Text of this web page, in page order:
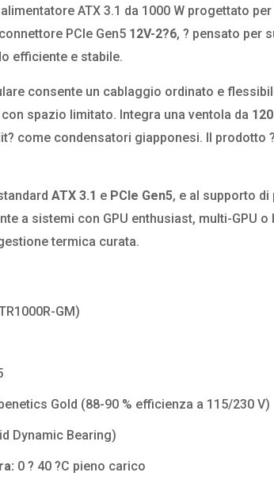
ATX 3.1 da 1000 W progettato
PCIe Gen5 12V-2?6, ? pensato per
efficiente e stabile.
consente un cablaggio ordinato e
spazio limitato. Integra una ventola da
come condensatori giapponesi. Il prodotto
ATX 3.1 e PCIe Gen5, e al supporto
a sistemi con GPU enthusiast, multi-GPU
termica curata.
GM)
Gold (88-90 % efficienza a 115/230 V)
Dynamic Bearing)
0 ? 40 ?C pieno carico